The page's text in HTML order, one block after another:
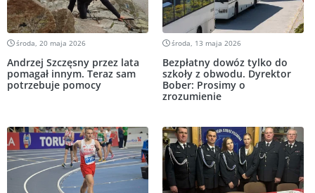
środa, 20 maja 2026
Andrzej Szczęsny przez lata
pomagał innym. Teraz sam
potrzebuje pomocy
środa, 13 maja 2026
Bezpłatny dowóz tylko do
szkoły z obwodu. Dyrektor
Bober: Prosimy o
zrozumienie